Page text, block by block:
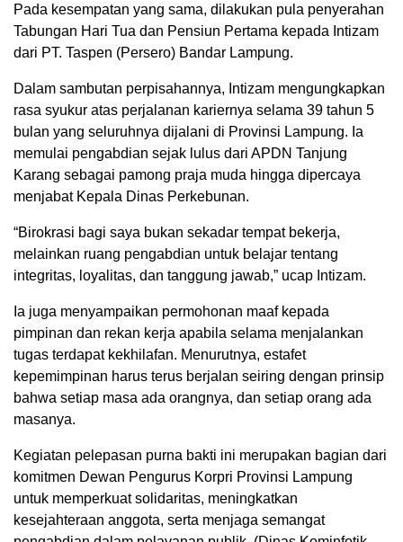
Pada kesempatan yang sama, dilakukan pula penyerahan
Tabungan Hari Tua dan Pensiun Pertama kepada Intizam
dari PT. Taspen (Persero) Bandar Lampung.
Dalam sambutan perpisahannya, Intizam mengungkapkan
rasa syukur atas perjalanan kariernya selama 39 tahun 5
bulan yang seluruhnya dijalani di Provinsi Lampung. Ia
memulai pengabdian sejak lulus dari APDN Tanjung
Karang sebagai pamong praja muda hingga dipercaya
menjabat Kepala Dinas Perkebunan.
“Birokrasi bagi saya bukan sekadar tempat bekerja,
melainkan ruang pengabdian untuk belajar tentang
integritas, loyalitas, dan tanggung jawab,” ucap Intizam.
Ia juga menyampaikan permohonan maaf kepada
pimpinan dan rekan kerja apabila selama menjalankan
tugas terdapat kekhilafan. Menurutnya, estafet
kepemimpinan harus terus berjalan seiring dengan prinsip
bahwa setiap masa ada orangnya, dan setiap orang ada
masanya.
Kegiatan pelepasan purna bakti ini merupakan bagian dari
komitmen Dewan Pengurus Korpri Provinsi Lampung
untuk memperkuat solidaritas, meningkatkan
kesejahteraan anggota, serta menjaga semangat